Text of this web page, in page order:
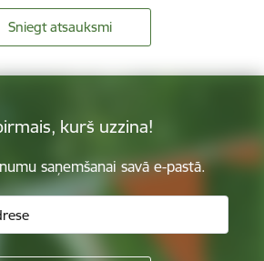
Sniegt atsauksmi
kurš uzzina!
saņemšanai savā e-pastā.